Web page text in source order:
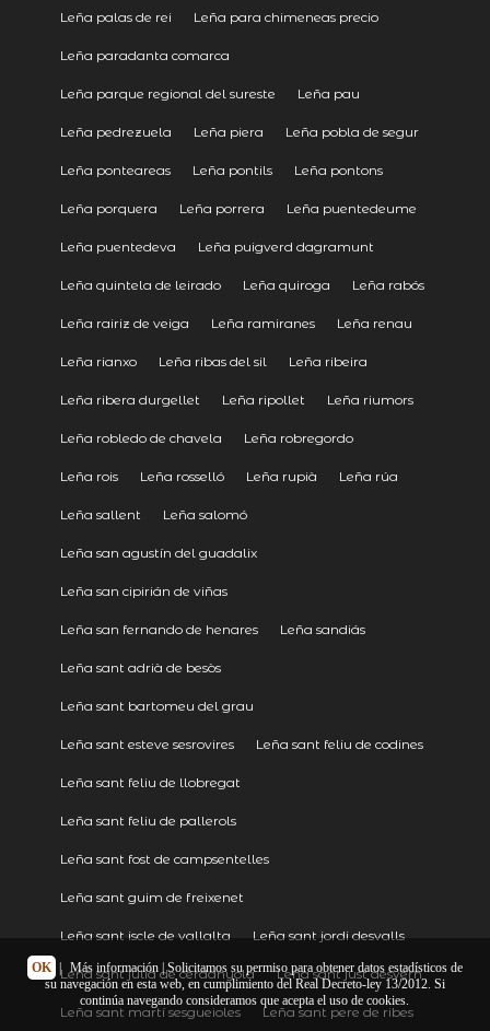
Leña palas de rei Leña para chimeneas precio
Leña paradanta comarca
Leña parque regional del sureste Leña pau
Leña pedrezuela Leña piera Leña pobla de segur
Leña ponteareas Leña pontils Leña pontons
Leña porquera Leña porrera Leña puentedeume
Leña puentedeva Leña puigverd dagramunt
Leña quintela de leirado Leña quiroga Leña rabós
Leña rairiz de veiga Leña ramiranes Leña renau
Leña rianxo Leña ribas del sil Leña ribeira
Leña ribera durgellet Leña ripollet Leña riumors
Leña robledo de chavela Leña robregordo
Leña rois Leña rosselló Leña rupià Leña rúa
Leña sallent Leña salomó
Leña san agustín del guadalix
Leña san cipirián de viñas
Leña san fernando de henares Leña sandiás
Leña sant adrià de besòs
Leña sant bartomeu del grau
Leña sant esteve sesrovires Leña sant feliu de codines
Leña sant feliu de llobregat
Leña sant feliu de pallerols
Leña sant fost de campsentelles
Leña sant guim de freixenet
Leña sant iscle de vallalta Leña sant jordi desvalls
Leña sant julià de cerdanyola Leña sant just desvern
Leña sant martí sesgueioles Leña sant pere de ribes
OK | Más información| Solicitamos su permiso para obtener datos estadísticos de
su navegación en esta web, en cumplimiento del Real Decreto-ley 13/2012. Si
continúa navegando consideramos que acepta el uso de cookies.